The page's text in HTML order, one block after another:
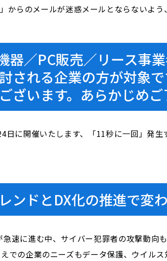
らのメールが迷惑メールとならないよう
器／PC販売／リース事
される企業の方が対象
ざいます。あらかじめご
日に開催いたします、「11秒に一回」発
ンドとDX化の推進で変
速に進む中、サイバー犯罪者の攻撃動向も
での企業のニーズもデータ保護、ウイルス